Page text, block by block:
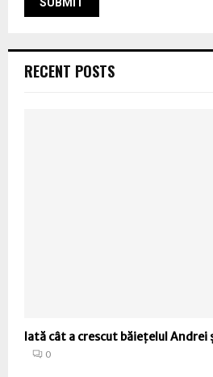
RECENT POSTS
Iată cât a crescut băiețelul
0